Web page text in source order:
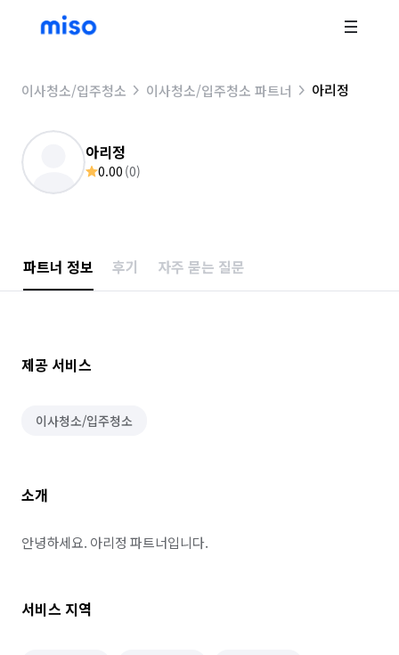
이사청소/입주청소 이사청소/입주청소 파트너 아리정
아리정
0.00 (0)
파트너 정보 후기 자주 묻는 질문
제공 서비스
이사청소/입주청소
소개
안녕하세요. 아리정 파트너입니다.
서비스 지역